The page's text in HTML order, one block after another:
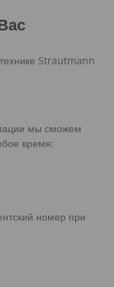
Strautmann
мы сможем
время:
машины
номер при